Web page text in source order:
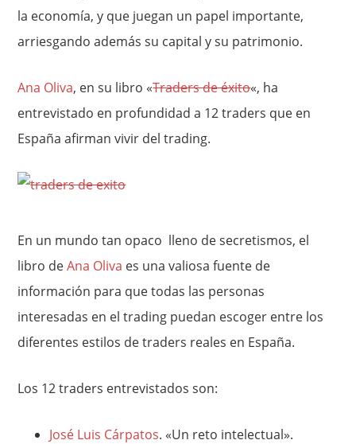
la economía, y que juegan un papel importante,
arriesgando además su capital y su patrimonio.
Ana Oliva, en su libro «Traders de éxito«, ha
entrevistado en profundidad a 12 traders que en
España afirman vivir del trading.
En un mundo tan opaco lleno de secretismos, el
libro deAna Oliva es una valiosa fuente de
información para que todas las personas
interesadas en el trading puedan escoger entre los
diferentes estilos de traders reales en España.
Los 12 traders entrevistados son:
José Luis Cárpatos. «Un reto intelectual».